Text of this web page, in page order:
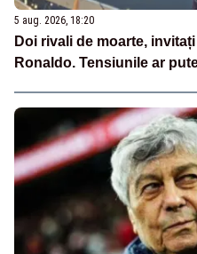
5 aug. 2026, 18:20
Doi rivali de moarte,
Ronaldo. Tensiunile ar